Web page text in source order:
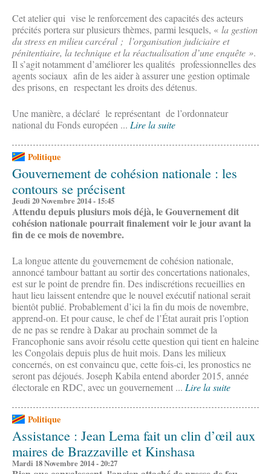
Cet atelier qui vise le renforcement des capacités des acteurs
précités portera sur plusieurs thèmes, parmi lesquels, « la gestion
du stress en milieu carcéral ; l’organisation judiciaire et
pénitentiaire, la technique et la réactualisation d’une enquête ».
Il s’agit notamment d’améliorer les qualités professionnelles des
agents sociaux afin de les aider à assurer une gestion optimale
des prisons, en respectant les droits des détenus.
Une manière, a déclaré le représentant de l’ordonnateur
national du Fonds européen ... Lire la suite
Politique
Gouvernement de cohésion nationale : les
contours se précisent
Jeudi 20 Novembre 2014 - 15:45
Attendu depuis plusiurs mois déjà, le Gouvernement dit
cohésion nationale pourrait finalement voir le jour avant la
fin de ce mois de novembre.
La longue attente du gouvernement de cohésion nationale,
annoncé tambour battant au sortir des concertations nationales,
est sur le point de prendre fin. Des indiscrétions recueillies en
haut lieu laissent entendre que le nouvel exécutif national serait
bientôt publié. Probablement d’ici la fin du mois de novembre,
apprend-on. Et pour cause, le chef de l’État aurait pris l’option
de ne pas se rendre à Dakar au prochain sommet de la
Francophonie sans avoir résolu cette question qui tient en haleine
les Congolais depuis plus de huit mois. Dans les milieux
concernés, on est convaincu que, cette fois-ci, les pronostics ne
seront pas déjoués. Joseph Kabila entend aborder 2015, année
électorale en RDC, avec un gouvernement ... Lire la suite
Politique
Assistance : Jean Lema fait un clin d’œil aux
maires de Brazzaville et Kinshasa
Mardi 18 Novembre 2014 - 20:27